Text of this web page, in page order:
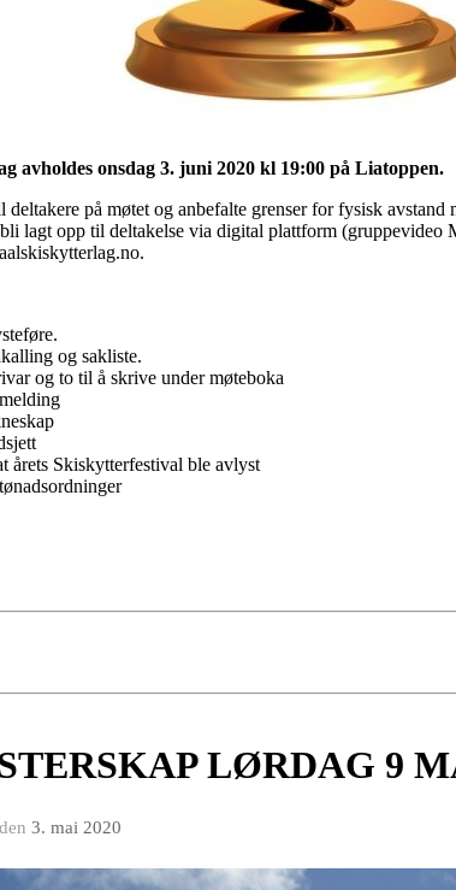
avholdes onsdag 3. juni 2020 kl 19:00 på Liatoppen.
deltakere på møtet og anbefalte grenser for fysisk
lagt opp til deltakelse via digital plattform (gruppevideo
og sakliste.
og to til å skrive under møteboka
årets Skiskytterfestival ble avlyst
LØRDAG 9
den 3. mai 2020